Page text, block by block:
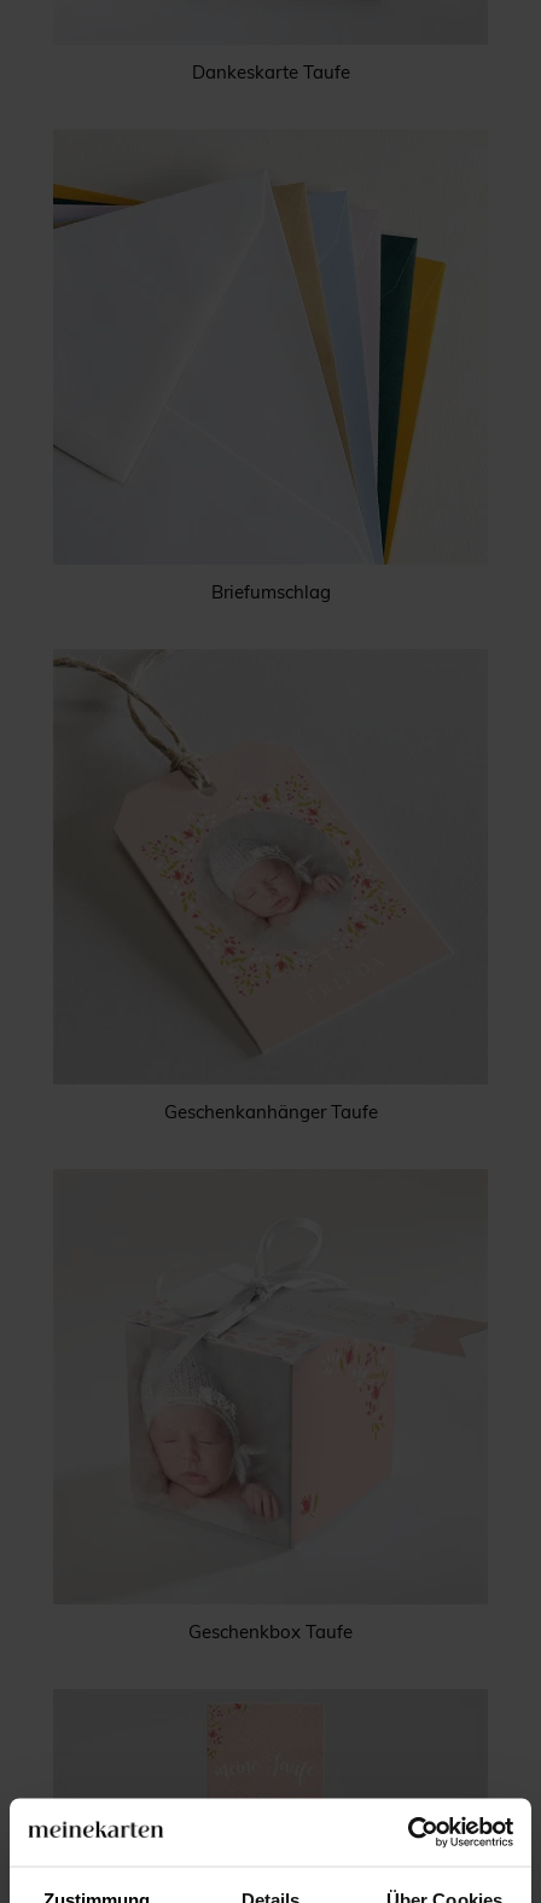
Zustimmung Details Über Cookies
Dankeskarte Taufe
Briefumschlag
Geschenkanhänger Taufe
Geschenkbox Taufe